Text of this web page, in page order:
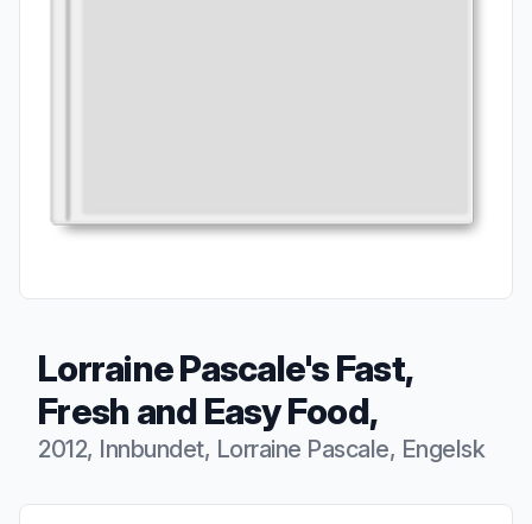
Lorraine Pascale's Fast,
Fresh and Easy Food,
2012, Innbundet, Lorraine Pascale, Engelsk
Produktbeskrivelse